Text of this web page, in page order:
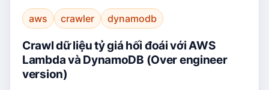
aws crawler dynamodb
Crawl dữ liệu tỷ giá hối đoái với AWS
Lambda và DynamoDB (Over engineer
version)